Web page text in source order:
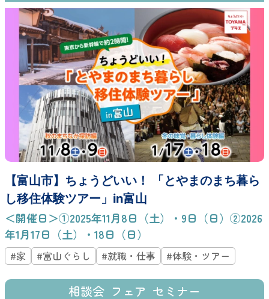
【富山市】ちょうどいい！ 「とやまのまち暮ら
し移住体験ツアー」in富山
＜開催日＞①2025年11月8日（土）・9日（日）②2026
年1月17日（土）・18日（日）
#家 #富山ぐらし #就職・仕事 #体験・ツアー
相談会 フェア セミナー